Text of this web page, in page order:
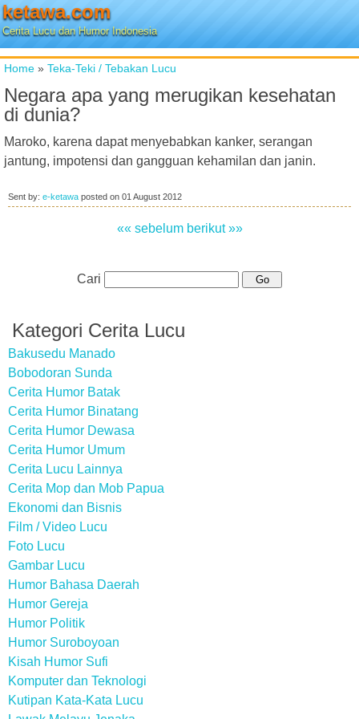
ketawa.com
Cerita Lucu dan Humor Indonesia
Home » Teka-Teki / Tebakan Lucu
Negara apa yang merugikan kesehatan
di dunia?
Maroko, karena dapat menyebabkan kanker, serangan
jantung, impotensi dan gangguan kehamilan dan janin.
Sent by: e-ketawa posted on 01 August 2012
«« sebelum berikut »»
Cari
Kategori Cerita Lucu
Bakusedu Manado
Bobodoran Sunda
Cerita Humor Batak
Cerita Humor Binatang
Cerita Humor Dewasa
Cerita Humor Umum
Cerita Lucu Lainnya
Cerita Mop dan Mob Papua
Ekonomi dan Bisnis
Film / Video Lucu
Foto Lucu
Gambar Lucu
Humor Bahasa Daerah
Humor Gereja
Humor Politik
Humor Suroboyoan
Kisah Humor Sufi
Komputer dan Teknologi
Kutipan Kata-Kata Lucu